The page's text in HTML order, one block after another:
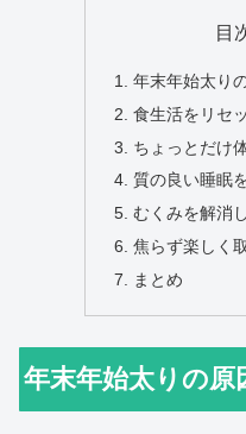
目
年末年始太り
食生活をリセ
ちょっとだけ
質の良い睡眠
むくみを解消
焦らず楽しく
まとめ
年末年始太りの